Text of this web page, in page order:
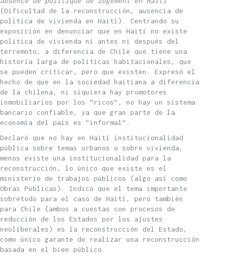
(Dificultad de la reconstrucción, ausencia de
política de vivienda en Haití). Centrando su
exposición en denunciar que en Haití no existe
política de vivienda ni antes ni después del
terremoto, a diferencia de Chile que tiene una
historia larga de políticas habitacionales, que
se pueden criticar, pero que existen. Expresó el
hecho de que en la sociedad haitiana a diferencia
de la chilena, ni siquiera hay promotores
inmobiliarios por los “ricos”, no hay un sistema
bancario confiable, ya que gran parte de la
economía del país es “informal”.
Declaró que no hay en Haití institucionalidad
pública sobre temas urbanos o sobre vivienda,
menos existe una institucionalidad para la
reconstrucción, lo único que existe es el
ministerio de trabajos públicos (algo así como
Obras Públicas). Indicó que el tema importante
sobretodo para el caso de Haití, pero también
para Chile (ambos a cuestas con procesos de
reducción de los Estados por los ajustes
neoliberales) es la reconstrucción del Estado,
como único garante de realizar una reconstrucción
basada en el bien público.